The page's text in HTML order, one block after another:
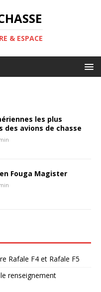
& ESPACE
les plus
des avions de chasse
Fouga Magister
Rafale F4 et Rafale F5
renseignement